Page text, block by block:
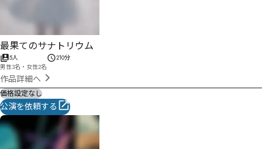
最果てのサナトリウム
5人
男性3名・女性2名
210分
作品詳細へ
価格設定なし
公演を依頼する